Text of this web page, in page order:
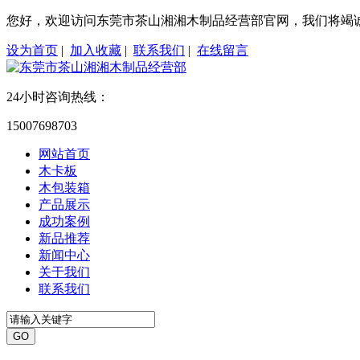
您好，欢迎访问东莞市茶山湘湘木制品经营部官网，我们将竭
设为首页 | 加入收藏 | 联系我们 | 在线留言
24小时咨询热线：
15007698703
网站首页
木卡板
木包装箱
产品展示
成功案例
新品推荐
新闻中心
关于我们
联系我们